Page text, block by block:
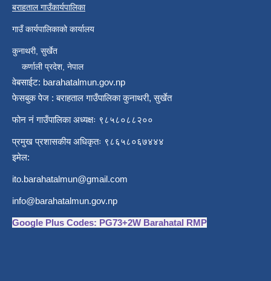
बराहताल गाउँकार्यपालिका
गाउँ कार्यपालिकाको कार्यालय
कुनाथरी, सुर्खेत
कर्णाली प्रदेश, नेपाल
वेबसाईट: barahatalmun.gov.np
फेसबुक पेज : बराहताल गाउँपालिका कुनाथरी, सुर्खेत
फोन नं गाउँपालिका अध्यक्षः ९८५८०८८२००
प्रमुख प्रशासकीय अधिकृतः ९८६५८०६७४४४
इमेल:
ito.barahatalmun@gmail.com
info@barahatalmun.gov.np
Google Plus Codes: PG73+2W Barahatal RMP